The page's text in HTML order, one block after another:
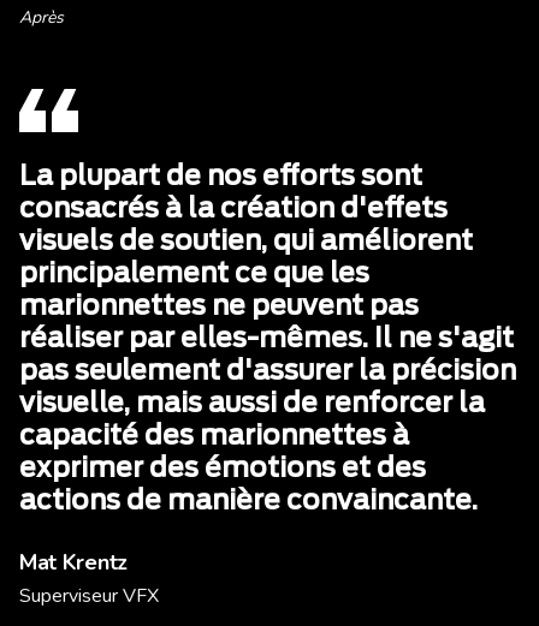
Après
La plupart de nos efforts sont
consacrés à la création d'effets
visuels de soutien, qui améliorent
principalement ce que les
marionnettes ne peuvent pas
réaliser par elles-mêmes. Il ne s'agit
pas seulement d'assurer la précision
visuelle, mais aussi de renforcer la
capacité des marionnettes à
exprimer des émotions et des
actions de manière convaincante.
Mat Krentz
Superviseur VFX